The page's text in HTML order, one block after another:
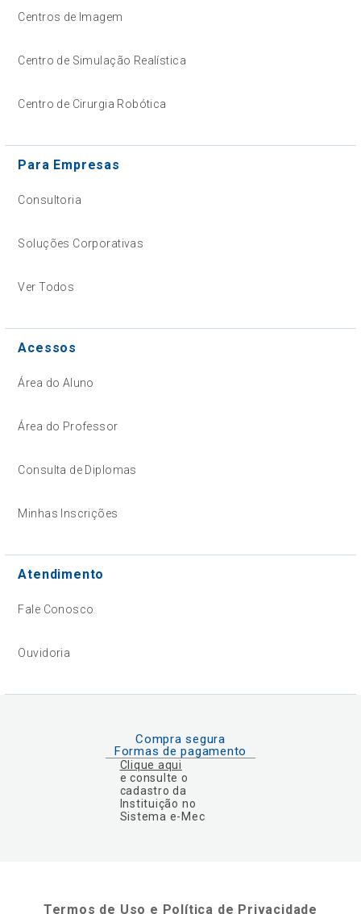
Centros de Imagem
Centro de Simulação Realística
Centro de Cirurgia Robótica
Para Empresas
Consultoria
Soluções Corporativas
Ver Todos
Acessos
Área do Aluno
Área do Professor
Consulta de Diplomas
Minhas Inscrições
Atendimento
Fale Conosco
Ouvidoria
Compra segura
Formas de pagamento
Clique aqui
e consulte o
cadastro da
Instituição no
Sistema e-Mec
Termos de Uso e Política de Privacidade